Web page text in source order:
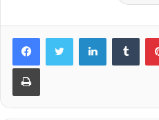
LinkedIn
Print